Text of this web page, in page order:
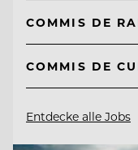
COMMIS DE
COMMIS DE
Entdecke alle Jobs